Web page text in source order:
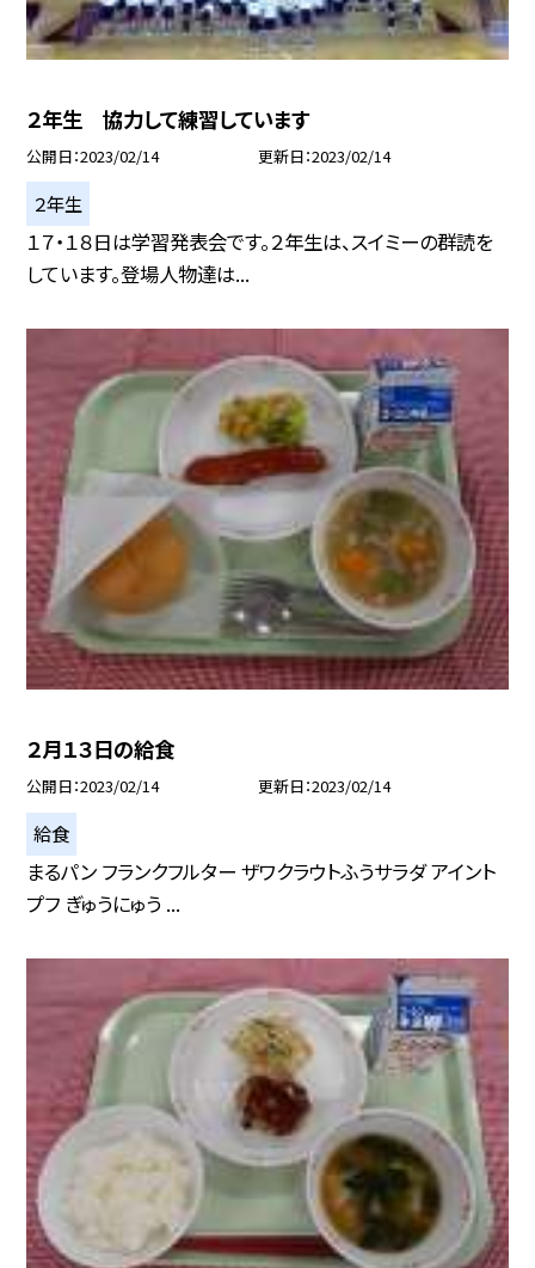
２年生 協力して練習しています
公開日 2023/02/14 更新日 2023/02/14
２年生
１７・１８日は学習発表会です。２年生は、スイミーの群読を
しています。登場人物達は...
２月１３日の給食
公開日 2023/02/14 更新日 2023/02/14
給食
まるパン フランクフルター ザワクラウトふうサラダ アイント
プフ ぎゅうにゅう ...